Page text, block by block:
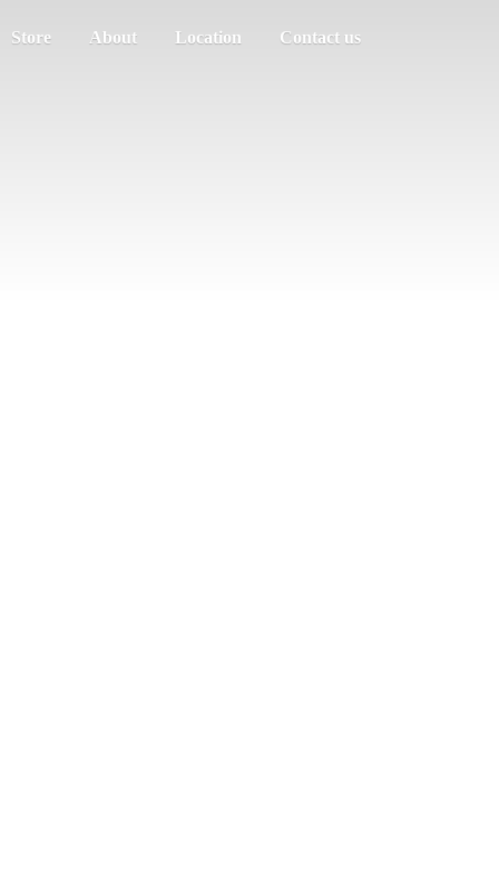
Store About Location Contact us